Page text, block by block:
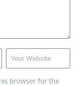
browser for the